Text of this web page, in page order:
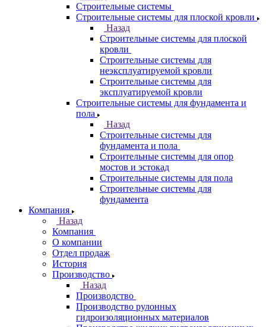
Строительные системы
Строительные системы для плоской кровли
Назад
Строительные системы для плоской
кровли
Строительные системы для
неэксплуатируемой кровли
Строительные системы для
эксплуатируемой кровли
Строительные системы для фундамента и
пола
Назад
Строительные системы для
фундамента и пола
Строительные системы для опор
мостов и эстокад
Строительные системы для пола
Строительные системы для
фундамента
Компания
Назад
Компания
О компании
Отдел продаж
История
Производство
Назад
Производство
Производство рулонных
гидроизоляционных материалов